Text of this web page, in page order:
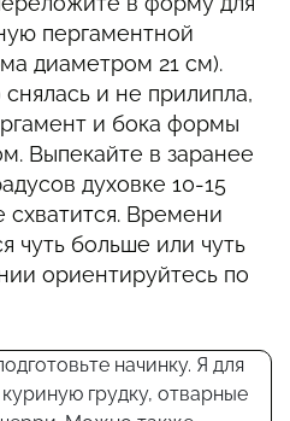
пергаментной
диаметром 21 см).
и не прилипла,
и бока формы
Выпекайте в заранее
духовке 10-15
схватится. Времени
чуть больше или чуть
ориентируйтесь по